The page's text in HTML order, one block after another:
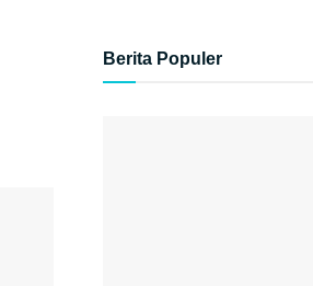
Berita Populer